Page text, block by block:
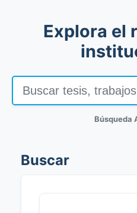
Explora el
Búsqueda
Buscar